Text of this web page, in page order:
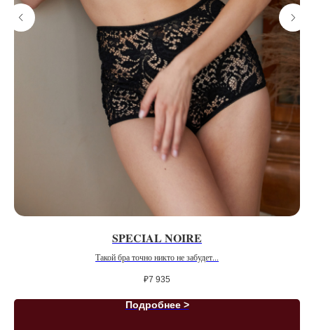
SPECIAL NOIRE
Такой бра точно никто не забудет...
₽7 935
Подробнее >